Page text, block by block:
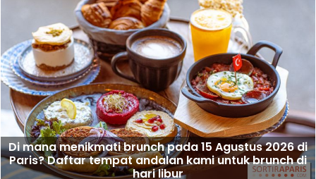
Di mana menikmati brunch pada 15 Agustus 2026 di
Paris? Daftar tempat andalan kami untuk brunch di
hari libur